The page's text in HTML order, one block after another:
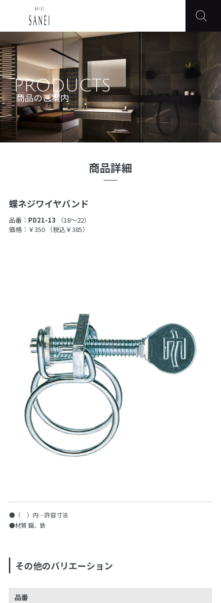
PRODUCTS
商品のご案内
商品詳細
蝶ネジワイヤバンド
品番： PD21-13
（18〜22）
価格：￥350
（税込￥385）
●（ ）内—許容寸法
●材質 鋼、鉄
その他のバリエーション
品番